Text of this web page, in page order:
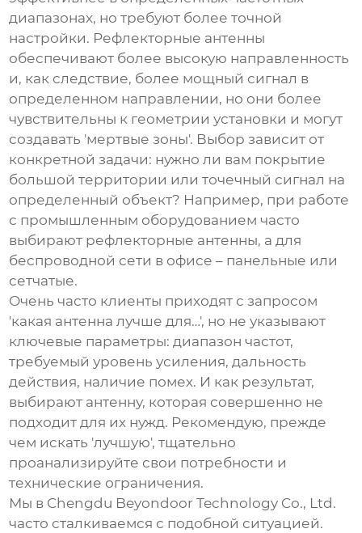
диапазонах, но требуют более точной
настройки. Рефлекторные антенны
обеспечивают более высокую направленность
и, как следствие, более мощный сигнал в
определенном направлении, но они более
чувствительны к геометрии установки и могут
создавать 'мертвые зоны'. Выбор зависит от
конкретной задачи: нужно ли вам покрытие
большой территории или точечный сигнал на
определенный объект? Например, при работе
с промышленным оборудованием часто
выбирают рефлекторные антенны, а для
беспроводной сети в офисе – панельные или
сетчатые.
Очень часто клиенты приходят с запросом
'какая антенна лучше для…', но не указывают
ключевые параметры: диапазон частот,
требуемый уровень усиления, дальность
действия, наличие помех. И как результат,
выбирают антенну, которая совершенно не
подходит для их нужд. Рекомендую, прежде
чем искать 'лучшую', тщательно
проанализируйте свои потребности и
технические ограничения.
Мы в Chengdu Beyondoor Technology Co., Ltd.
часто сталкиваемся с подобной ситуацией.